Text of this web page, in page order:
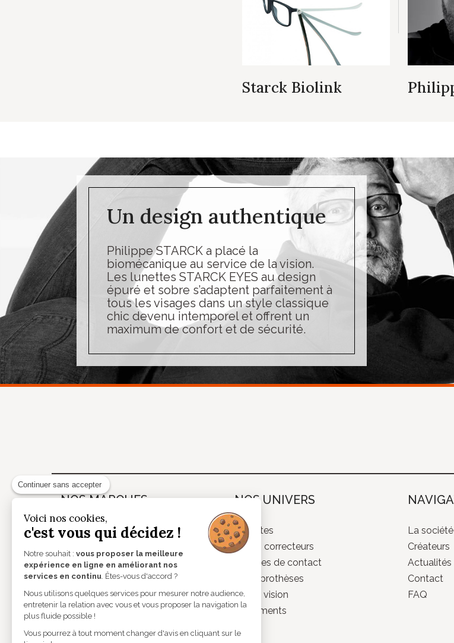
Starck Biolink
Un design authentique
Philippe STARCK a placé la
biomécanique au service de la vision.
Les lunettes STARCK EYES au design
épuré et sobre s’adaptent parfaitement à
tous les visages dans un style classique
chic devenu intemporel et offrent un
maximum de confort et de sécurité.
NOS MARQUES
Theo
Caroline Abram
Etnia Barcelona
Lindberg
Lunor
NOS UNIVERS
Lunettes
Verres correcteurs
Lentilles de contact
Audioprothèses
Basse vision
Instruments
La société
Créateurs
Actualités
Contact
FAQ
Continuer sans accepter
Voici nos cookies,
c'est vous qui décidez !
Notre souhait : vous proposer la meilleure
expérience en ligne en améliorant nos
services en continu . Êtes-vous d'accord ?
Nous utilisons quelques services pour mesurer notre audience,
entretenir la relation avec vous et vous proposer la navigation la
plus fluide possible !
Vous pourrez à tout moment changer d'avis en cliquant sur le